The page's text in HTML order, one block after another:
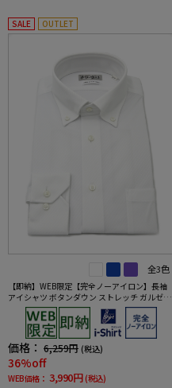
SALE OUTLET
全3色
【即納】WEB限定【完全ノーアイロン】長袖
アイシャツ ボタンダウン ストレッチ ガルゼ柄
i-shirt ワイシャツ 通年
価格： 6,259円 (税込)
36%off
WEB価格： 3,990円 (税込)